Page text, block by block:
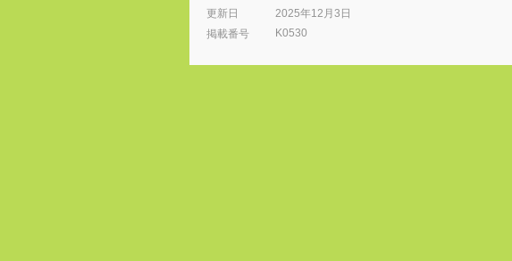
更新日
2025年12月3日
​掲載番号
K0530